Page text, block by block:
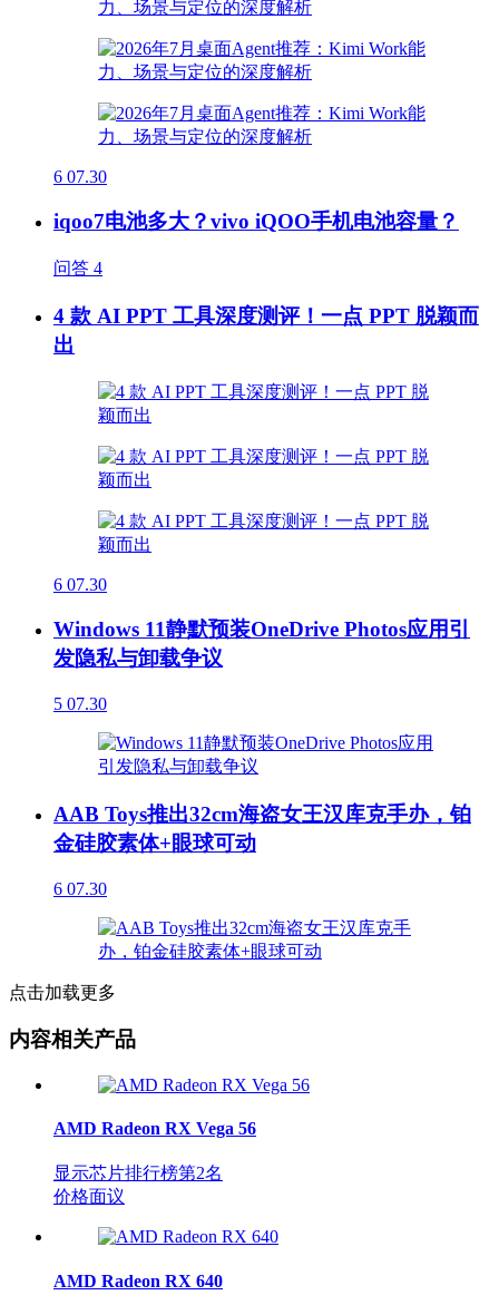
6 07.30
iqoo7电池多大？vivo iQOO手机电池容量？
问答 4
4 款 AI PPT 工具深度测评！一点 PPT 脱颖而
出
6 07.30
Windows 11静默预装OneDrive Photos应用引
发隐私与卸载争议
5 07.30
AAB Toys推出32cm海盗女王汉库克手办，铂
金硅胶素体+眼球可动
6 07.30
点击加载更多
内容相关产品
AMD Radeon RX Vega 56
显示芯片排行榜第2名
价格面议
AMD Radeon RX 640